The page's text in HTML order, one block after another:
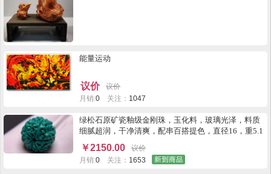
能量运动
议价
议价
月销:0 关注： 1047
绿松石原矿瓷釉级金刚珠，玉化料，玻璃光泽，料质
细腻超润，干净清爽，配串百搭提色，直径16，重5.1
￥2150.00
议价
月销:0 关注： 1653